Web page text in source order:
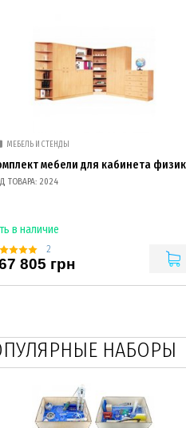
МЕБЕЛЬ И СТЕНДЫ
мебели для кабинета
ТОВАРА: 2024
в наличие
2
805 грн
НАБОРЫ